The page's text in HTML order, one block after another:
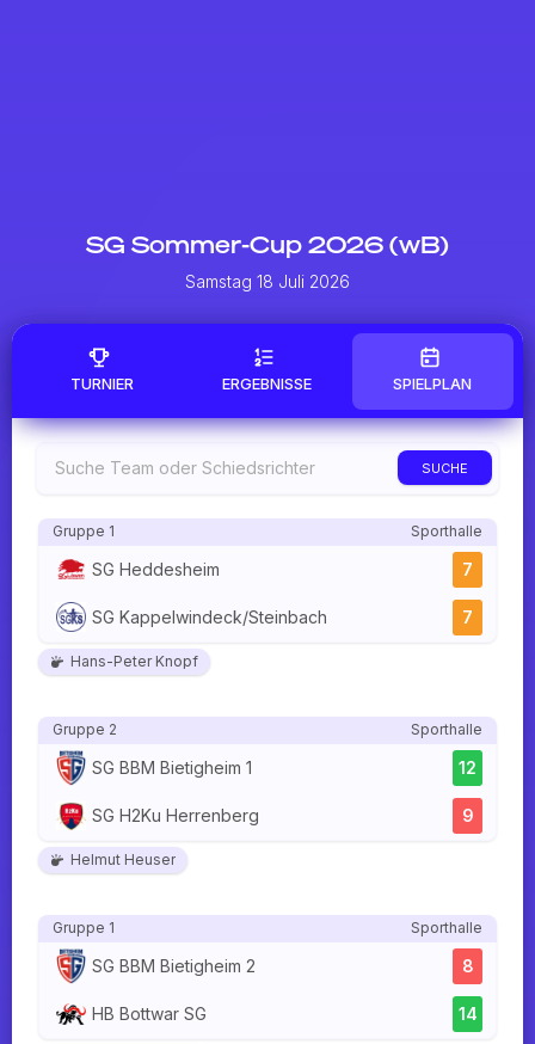
SG Sommer-Cup 2026 (wB)
Samstag 18 Juli 2026
TURNIER ERGEBNISSE SPIELPLAN
SUCHE
Gruppe 1 Sporthalle
SG Heddesheim 7
SG Kappelwindeck/Steinbach 7
Hans-Peter Knopf
Gruppe 2 Sporthalle
SG BBM Bietigheim 1 12
SG H2Ku Herrenberg 9
Helmut Heuser
Gruppe 1 Sporthalle
SG BBM Bietigheim 2 8
HB Bottwar SG 14